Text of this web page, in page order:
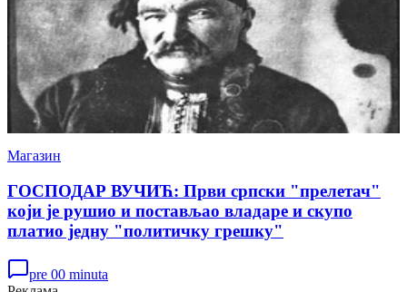
Магазин
ГОСПОДАР ВУЧИЋ: Први српски "прелетач"
који је рушио и постављао владаре и скупо
платио једну "политичку грешку"
pre 00 minuta